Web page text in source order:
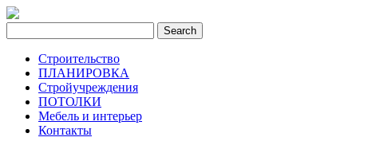
Строительство
ПЛАНИРОВКА
Стройучреждения
ПОТОЛКИ
Мебель и интерьер
Контакты